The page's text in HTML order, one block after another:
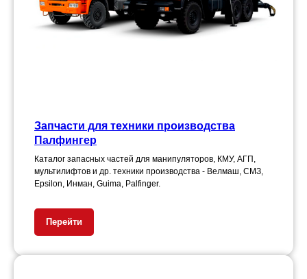
Запчасти для техники производства
Палфингер
Каталог запасных частей для манипуляторов, КМУ, АГП,
мультилифтов и др. техники производства - Велмаш, СМЗ,
Epsilon, Инман, Guima, Palfinger.
Перейти